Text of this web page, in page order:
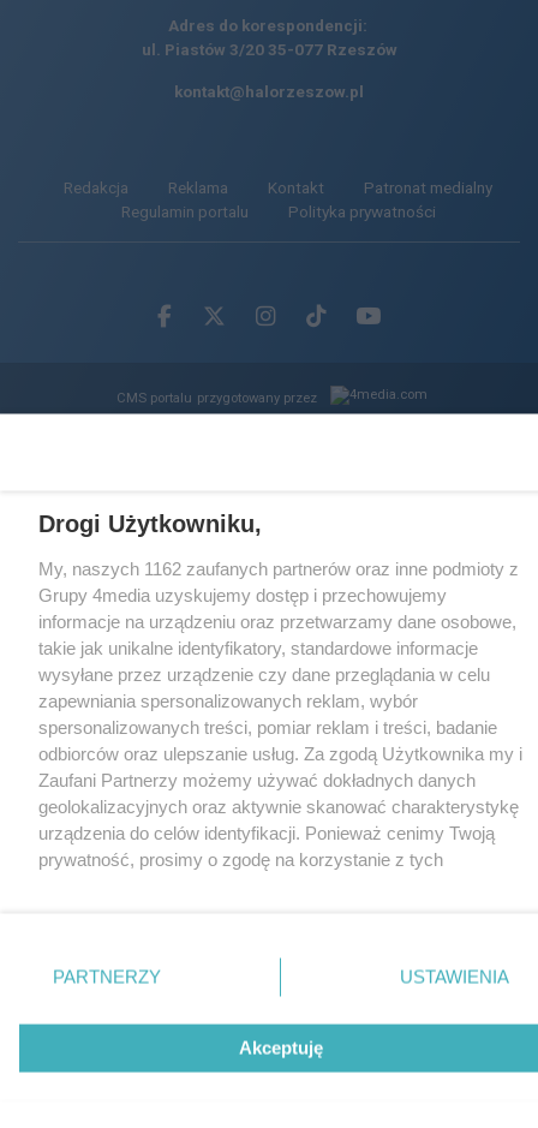
Adres do korespondencji:
ul. Piastów 3/20 35-077 Rzeszów
kontakt@halorzeszow.pl
Redakcja Reklama Kontakt
Patronat medialny
Regulamin portalu
Polityka prywatności
Facebook.com
X.comInstagram.com
Tiktok.comYoutube.com
CMS portalu przygotowany przez
Drogi Użytkowniku,
My, naszych 1162 zaufanych partnerów oraz inne podmioty z
Grupy 4media uzyskujemy dostęp i przechowujemy
informacje na urządzeniu oraz przetwarzamy dane osobowe,
takie jak unikalne identyfikatory, standardowe informacje
wysyłane przez urządzenie czy dane przeglądania w celu
zapewniania spersonalizowanych reklam, wybór
spersonalizowanych treści, pomiar reklam i treści, badanie
odbiorców oraz ulepszanie usług. Za zgodą Użytkownika my i
Zaufani Partnerzy możemy używać dokładnych danych
geolokalizacyjnych oraz aktywnie skanować charakterystykę
urządzenia do celów identyfikacji. Ponieważ cenimy Twoją
prywatność, prosimy o zgodę na korzystanie z tych
. Niektóre rodzaje przetwarzania
danych nie wymagają zgody użytkownika, ale masz prawo
zastosowania tylko na tej witrynie.
PARTNERZY USTAWIENIA
Akceptuję